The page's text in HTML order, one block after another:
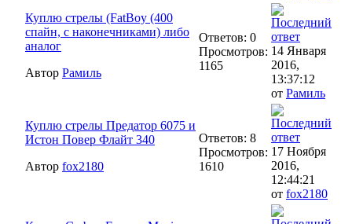
Куплю стрелы (FatBoy (400
спайн, с наконечниками) либо
аналог
Автор Рамиль
Ответов: 0
Просмотров:
1165
14 Января
2016,
13:37:12
от Рамиль
Куплю стрелы Предатор 6075 и
Истон Повер Флайт 340
Автор fox2180
Ответов: 8
Просмотров:
1610
17 Ноября
2016,
12:44:21
от fox2180